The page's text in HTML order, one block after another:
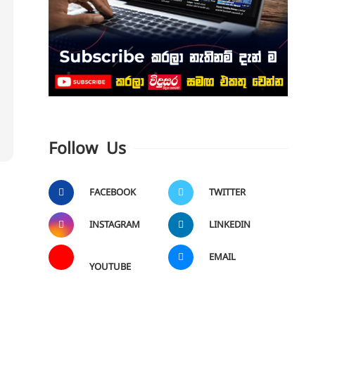
Follow Us
FACEBOOK TWITTER
INSTAGRAM LINKEDIN
YOUTUBE
EMAIL